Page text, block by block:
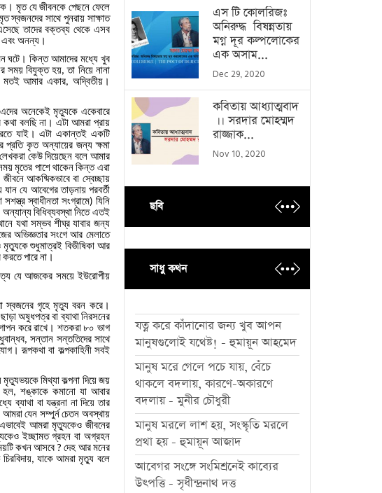
মৃত যে জীবনকে পেছনে ফেলে
স্বজনদের সাথে পুনরায় সাক্ষাত
তাদের বক্তব্য থেকে এসব
এবং অনন্য।
ঘটে। কিন্ত আমাদের মধ্যে খুব
সময় বিযুক্ত হয়,তা নিয়ে নানা
মতই আমার একার, অদ্বিতীয়।
এদের অনেকেই মৃত্যুকে একেবারে
কথা বলছি না। এটা আমরা প্রায়
যাই। এটা একান্তই একটি
প্রতি কৃত অন্যায়ের জন্য ক্ষমা
লেখকরা কেউ দিয়েছেন বলে আমার
মৃতের পাশে থাকেন কিন্ত এরা
জীবনে আকষ্মিকভাবে বা স্বেচ্ছায়
যান যে আবেগের তাড়নায় পরবর্তী
সশস্ত্র স্বাধীনতা সংগ্রামে) যিনি
অন্যান্য বিধিব্যবস্থা নিতে এতই
যথা সম্ভব শীঘ্র যাবার জন্য
অভিজ্ঞতার সংগে আর মেলাতে
মৃত্যুকে শুধুমাত্রই বিভীষিকা আর
করতেপারেনা।
যে আজকের সময়ে ইউরোপীয়
স্বজনের গৃহে মৃত্যু বরন করে।
ছাড়াঅষুধপত্র বা ব্যাথা নিরসনের
করে রাখে। শতকরা ৮০ ভাগ
,সন্তান সন্ততিদের সাথে
রূপকথা বা কল্পকাহিনী সবই
মৃত্যুভয়কে মিথ্যা কল্পনা দিয়ে জয়
হল, শঙ্কাকে কমানো যা আবার
ব্যাথা বা যন্ত্রনা না দিয়ে তার
আমরা যেন সম্পুর্ন চেতন অবস্থায়
এভাবেই আমরা মৃত্যুকেও জীবনের
ইচ্ছামত গ্রহন বা অগ্রহন
কখন আসবে ?দেহ আর মনের
চিরবিদায়,যাকে আমরা মৃত্যু বলে
এস টি কোলরিজঃ
অনিরুদ্ধ বিষন্নতায়
মগ্ন দূর কল্পলোকের
এক অসাম...
Dec 29, 2020
কবিতায় আধ্যাত্মবাদ
।। সরদার মোহম্মদ
রাজ্জাক...
Nov 10, 2020
ছবি
সাধু কথন
যত্ন করে কাঁদানোর জন্য খুব আপন
মানুষগুলোই যথেষ্ট! - হুমায়ূন আহমেদ
মানুষ মরে গেলে পচে যায়, বেঁচে
থাকলে বদলায়, কারণে-অকারণে
বদলায় - মুনীর চৌধুরী
মানুষ মরলে লাশ হয়, সংস্কৃতি মরলে
প্রথা হয় - হুমায়ূন আজাদ
আবেগর সংঙ্গে সংমিশ্রনেই কাব্যের
উৎপত্তি - সৃধীন্দ্রনাথ দত্ত